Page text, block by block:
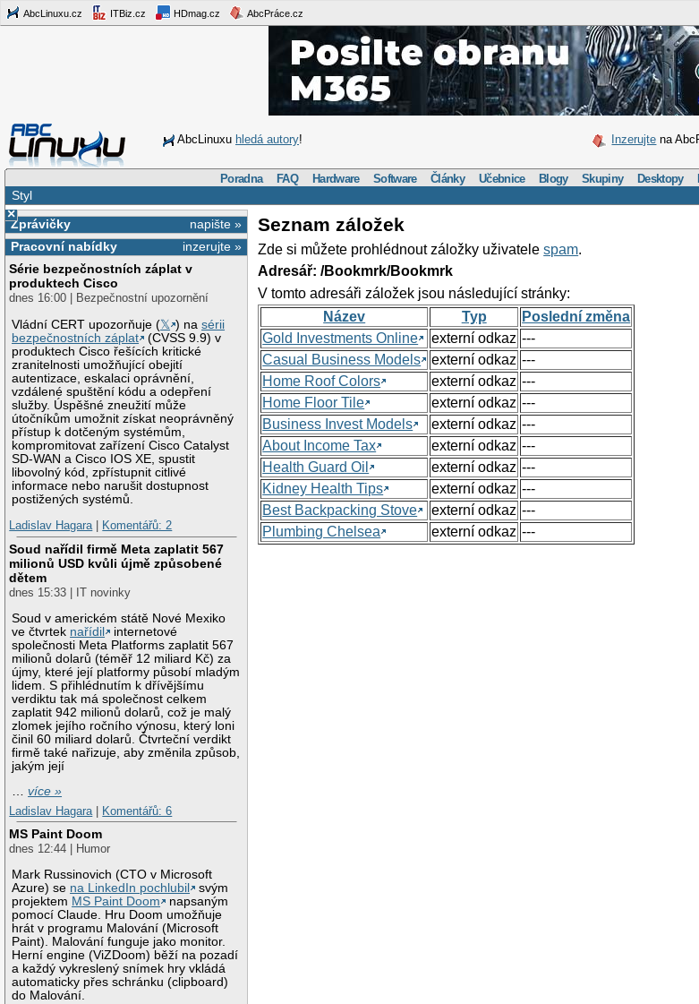
AbcLinuxu.cz ITBiz.cz HDmag.cz AbcPráce.cz
AbcLinuxu hledá autory! Inzerujte na
Poradna FAQ Hardware Software Články Učebnice Blogy Skupiny Desktopy
Styl
×
napište »
Zprávičky
inzerujte »
Pracovní nabídky
Série bezpečnostních záplat v
produktech Cisco
dnes 16:00 | Bezpečnostní upozornění
Vládní CERT upozorňuje (𝕏 ) nasérii
bezpečnostních záplat
(CVSS 9.9) v
produktech Cisco řešících kritické
zranitelnosti umožňující obejití
autentizace, eskalaci oprávnění,
vzdálené spuštění kódu a odepření
služby. Úspěšné zneužití může
útočníkům umožnit získat neoprávněný
přístup k dotčeným systémům,
kompromitovat zařízení Cisco Catalyst
SD-WAN a Cisco IOS XE, spustit
libovolný kód, zpřístupnit citlivé
informace nebo narušit dostupnost
postižených systémů.
Ladislav Hagara| Komentářů: 2
Soud nařídil firmě Meta zaplatit 567
milionů USD kvůli újmě způsobené
dětem
dnes 15:33 | IT novinky
Soud v americkém státě Nové Mexiko
ve čtvrtek nařídil
internetové
společnosti Meta Platforms zaplatit 567
milionů dolarů (téměř 12 miliard Kč) za
újmy, které její platformy působí mladým
lidem. S přihlédnutím k dřívějšímu
verdiktu tak má společnost celkem
zaplatit 942 milionů dolarů, což je malý
zlomek jejího ročního výnosu, který loni
činil 60 miliard dolarů. Čtvrteční verdikt
firmě také nařizuje, aby změnila způsob,
jakým její
…více »
Ladislav Hagara
Komentářů: 6
MS Paint Doom
dnes 12:44 | Humor
Mark Russinovich (CTO v Microsoft
Azure) se na LinkedIn pochlubil
svým
projektem MS Paint Doom
napsaným
pomocí Claude. Hru Doom umožňuje
hrát v programu Malování (Microsoft
Paint). Malování funguje jako monitor.
Herní engine (ViZDoom) běží na pozadí
a každý vykreslený snímek hry vkládá
automaticky přes schránku (clipboard)
do Malování.
Seznam záložek
Zde si můžete prohlédnout záložky uživatelespam.
Adresář: /Bookmrk/Bookmrk
V tomto adresáři záložek jsou následující stránky:
Název
Typ
Poslední změna
Gold Investments Online
externí odkaz ---
Casual Business Models
externí odkaz ---
Home Roof Colors
externí odkaz ---
Home Floor Tile
externí odkaz ---
Business Invest Models
externí odkaz ---
About Income Tax
externí odkaz ---
Health Guard Oil
externí odkaz ---
Kidney Health Tips
externí odkaz ---
Best Backpacking Stove
externí odkaz ---
Plumbing Chelsea
externí odkaz ---